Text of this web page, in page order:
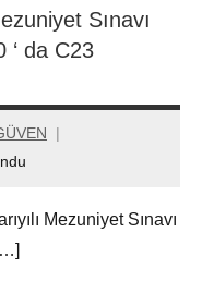
Sınavı
‘ da C23
Sınavı